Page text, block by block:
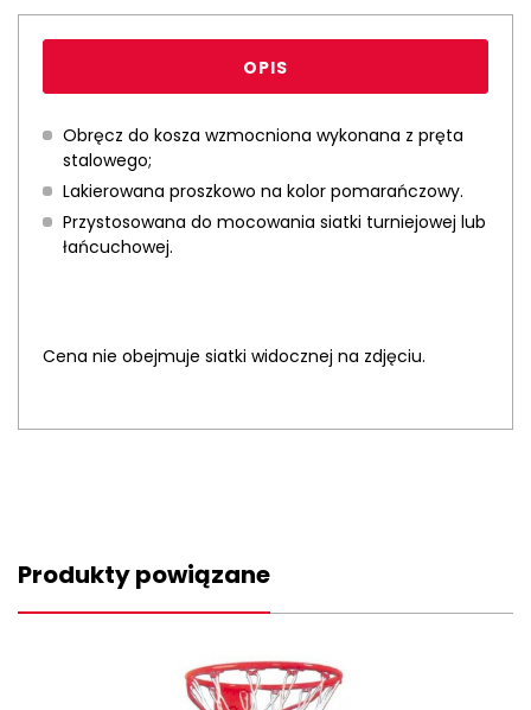
OPIS
Obręcz do kosza wzmocniona wykonana z pręta
stalowego;
Lakierowana proszkowo na kolor pomarańczowy.
Przystosowana do mocowania siatki turniejowej lub
łańcuchowej.
Cena nie obejmuje siatki widocznej na zdjęciu.
Produkty powiązane